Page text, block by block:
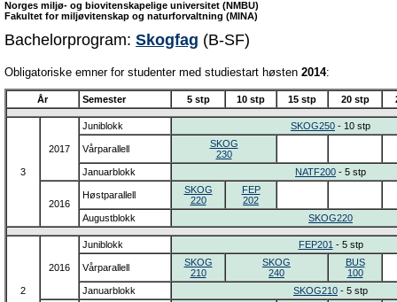
Norges miljø- og biovitenskapelige universitet (NMBU)
Fakultet for miljøvitenskap og naturforvaltning (MINA)
Bachelorprogram: Skogfag (B-SF)
Obligatoriske emner for studenter med studiestart høsten 2014:
År Semester 5 stp 10 stp 15 stp 20 stp
3
2017
Juniblokk SKOG250 - 10 stp
Vårparallell
SKOG
230
Januarblokk
NATF200 - 5 stp
2016
Høstparallell
SKOG
220
FEP
202
Augustblokk
SKOG220
2
2016
Juniblokk FEP201 - 5 stp
Vårparallell
SKOG
210
SKOG
240
BUS
100
Januarblokk
SKOG210 - 5 stp